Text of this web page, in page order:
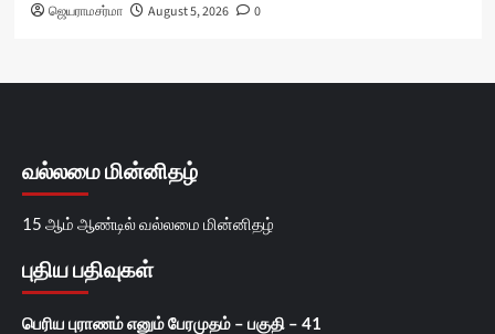
ஜெயராமசர்மா August 5, 2026 0
வல்லமை மின்னிதழ்
15 ஆம் ஆண்டில் வல்லமை மின்னிதழ்
புதிய பதிவுகள்
பெரிய புராணம் எனும் பேரமுதம் – பகுதி – 41